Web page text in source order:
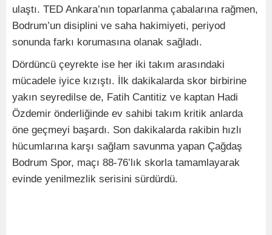
ulaştı. TED Ankara’nın toparlanma çabalarına rağmen,
Bodrum’un disiplini ve saha hakimiyeti, periyod
sonunda farkı korumasına olanak sağladı.
Dördüncü çeyrekte ise her iki takım arasındaki
mücadele iyice kızıştı. İlk dakikalarda skor birbirine
yakın seyredilse de, Fatih Cantitiz ve kaptan Hadi
Özdemir önderliğinde ev sahibi takım kritik anlarda
öne geçmeyi başardı. Son dakikalarda rakibin hızlı
hücumlarına karşı sağlam savunma yapan Çağdaş
Bodrum Spor, maçı 88-76’lık skorla tamamlayarak
evinde yenilmezlik serisini sürdürdü.